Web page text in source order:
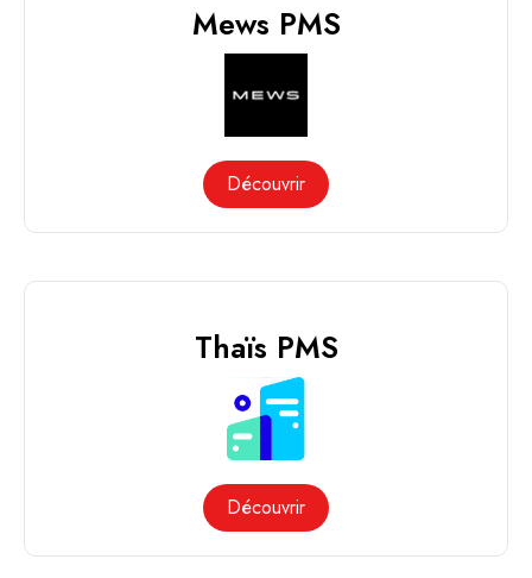
Mews PMS
Découvrir
Thaïs PMS
Découvrir